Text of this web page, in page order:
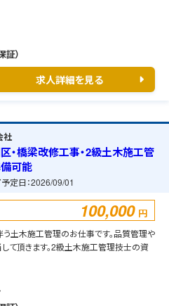
）
求人詳細を見る
社
・橋梁改修工事・2級土木施工管
可能
定日：2026/09/01
100,000 円
土木施工管理のお仕事です。品質管理や
て頂きます。2級土木施工管理技士の資